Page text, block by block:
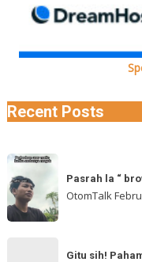
Recent Posts
Pasrah
la
browse
Pasrah la “
OtomTalk
Gitu sih!